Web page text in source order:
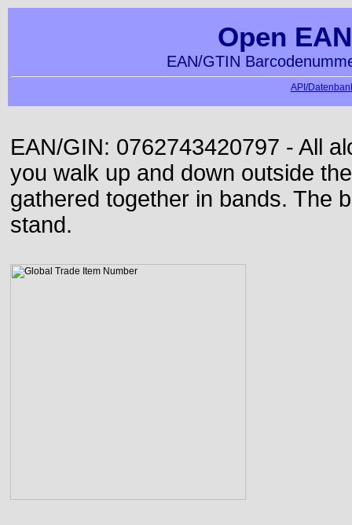
Open
EAN/GTIN
API/
EAN/GIN: 0762743420797 - All
you walk up and down outside
gathered together in bands. The
stand.